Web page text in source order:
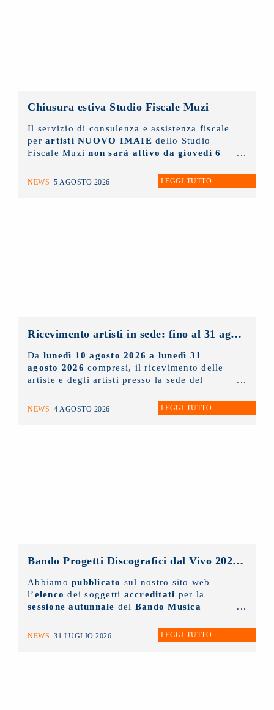
Chiusura estiva Studio Fiscale Muzi
Il servizio di consulenza e assistenza fiscale
per artisti NUOVO IMAIE dello Studio
Fiscale Muzinon sarà attivo da giovedì 6
NEWS 5 AGOSTO 2026 LEGGI TUTTO
Ricevimento artisti in sede: fino al 31 agosto 2026 solo con appuntamento
Da lunedì 10 agosto 2026 a lunedì 31
agosto 2026 compresi, il ricevimento delle
artiste e degli artisti presso la sede del
esclusivamente tramite appuntamento. Chi
lo desidera può scrivere un'e-mail
NEWS 4 AGOSTO 2026 LEGGI TUTTO
Bando Progetti Discografici dal Vivo 2025 – 2026: pubblicato l’elenco accreditati sessione autunnale
Abbiamo pubblicato sul nostro sito web
l’elenco dei soggetti accreditati per la
sessione autunnale del Bando Musica
2025 - 2026.
NEWS 31 LUGLIO 2026 LEGGI TUTTO